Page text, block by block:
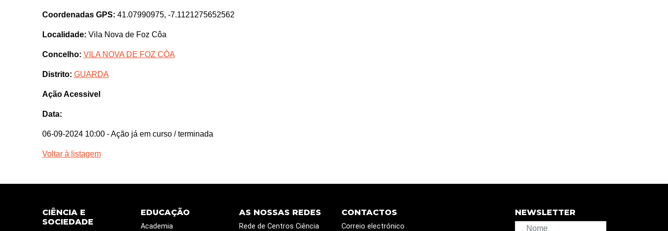
Coordenadas GPS: 41.07990975, -7.1121275652562
Localidade: Vila Nova de Foz Côa
Concelho: VILA NOVA DE FOZ CÔA
Distrito: GUARDA
Ação Acessivel
Data:
06-09-2024 10:00 - Ação já em curso / terminada
Voltar à listagem
CIÊNCIA E
SOCIEDADE
EDUCAÇÃO
Academia
AS NOSSAS REDES
Rede de Centros Ciência
CONTACTOS
Correio electrónico
NEWSLETTER